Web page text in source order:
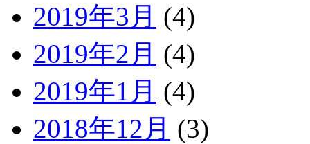
2019年3月 (4)
2019年2月 (4)
2019年1月 (4)
2018年12月 (3)